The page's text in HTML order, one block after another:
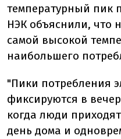
температурный пик
НЭК объяснили, что
самой высокой
наибольшего
"Пики потребления
фиксируются в
когда люди
день дома и